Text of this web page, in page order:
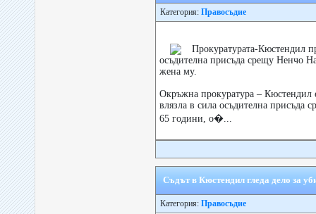
Категория: Правосъдие
Прокуратурата-Кюстендил
осъдителна присъда срещу Ненчо
жена му.
Окръжна прокуратура – Кюстендил
влязла в сила осъдителна присъда
65 години, о�...
Съдът в Кюстендил гледа дело за
Категория: Правосъдие